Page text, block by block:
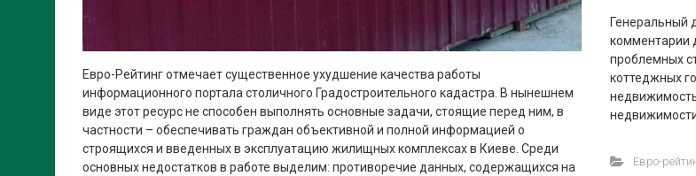
Евро-Рейтинг отмечает существенное ухудшение качества работы
информационного портала столичного Градостроительного кадастра. В нынешнем
виде этот ресурс не способен выполнять основные задачи, стоящие перед ним, в
частности – обеспечивать граждан объективной и полной информацией о
строящихся и введенных в эксплуатацию жилищных комплексах в Киеве. Среди
основных недостатков в работе выделим: противоречие данных, содержащихся на
Генеральный
комментарии
проблемных
коттеджных
Евро-